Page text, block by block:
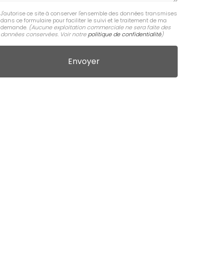
J'autorise ce site à conserver l'ensemble des données transmises
dans ce formulaire pour faciliter le suivi et le traitement de ma
demande. (Aucune exploitation commerciale ne sera faite des
données conservées. Voir notre politique de confidentialité)